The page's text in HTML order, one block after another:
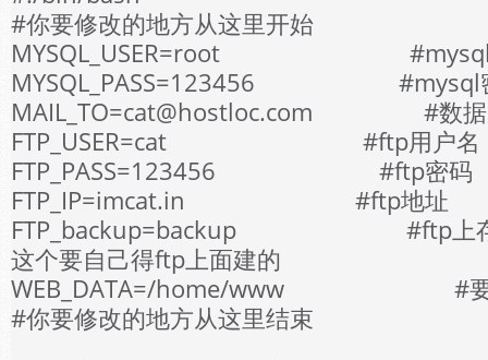
#你要修改的地方从这里开始
MYSQL_USER=root #mysql
MYSQL_PASS=123456 #mysql
MAIL_TO=cat@hostloc.com #数据
FTP_USER=cat #ftp用户名
FTP_PASS=123456 #ftp密码
FTP_IP=imcat.in #ftp地址
FTP_backup=backup #ftp上存放
这个要自己得ftp上面建的
WEB_DATA=/home/www #要备
#你要修改的地方从这里结束